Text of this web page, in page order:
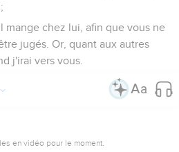
mange chez lui, afin que vous ne
jugés. Or, quant aux autres
j'irai vers vous.
en vidéo pour le moment.